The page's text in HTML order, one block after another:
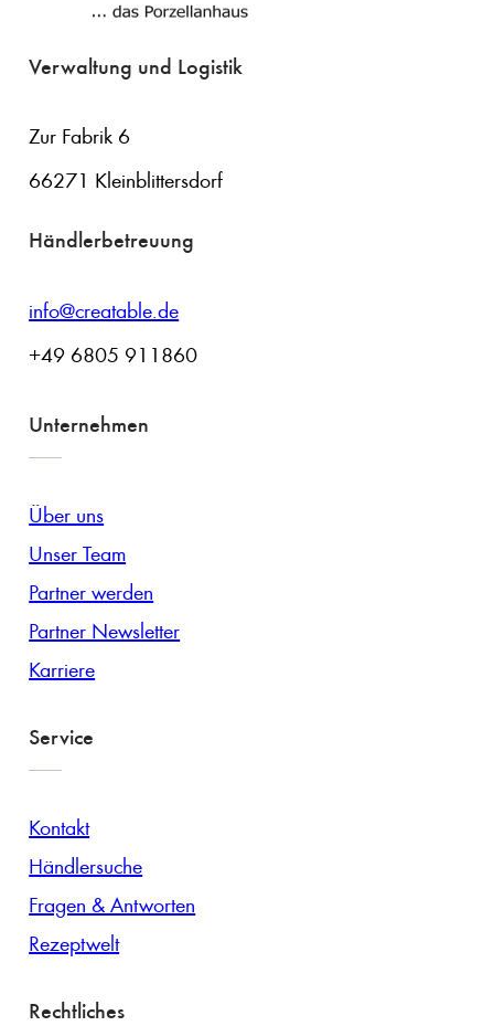
Verwaltung und Logistik
Zur Fabrik 6
66271 Kleinblittersdorf
Händlerbetreuung
info@creatable.de
+49 6805 911860
Unternehmen
Über uns
Unser Team
Partner werden
Partner Newsletter
Karriere
Service
Kontakt
Händlersuche
Fragen & Antworten
Rezeptwelt
Rechtliches